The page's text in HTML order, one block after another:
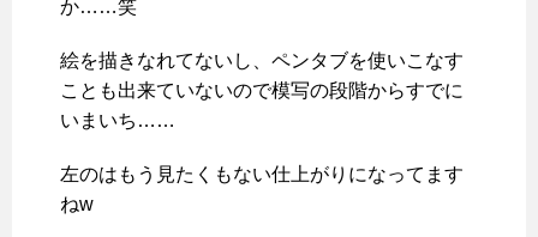
か……笑
絵を描きなれてないし、ペンタブを使いこなす
ことも出来ていないので模写の段階からすでに
いまいち……
左のはもう見たくもない仕上がりになってます
ねw